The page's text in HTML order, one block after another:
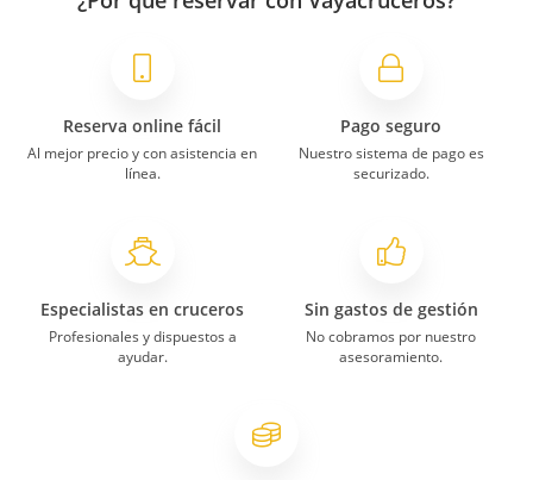
Reserva online fácil
Al mejor precio y con asistencia en
línea.
Pago seguro
Nuestro sistema de pago es
securizado.
Especialistas en cruceros
Profesionales y dispuestos a
ayudar.
Sin gastos de gestión
No cobramos por nuestro
asesoramiento.